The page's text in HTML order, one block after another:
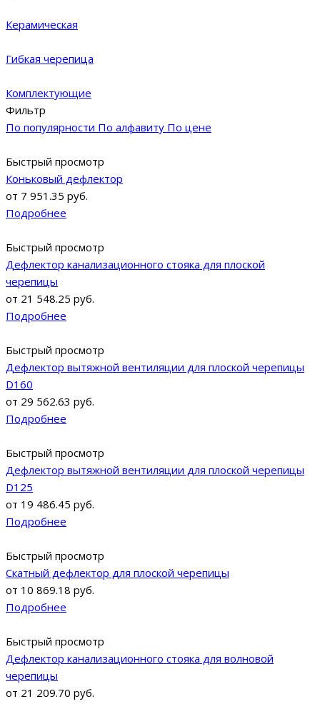
Керамическая
Гибкая черепица
Комплектующие
Фильтр
По популярности По алфавиту По цене
Быстрый просмотр
Коньковый дефлектор
от 7 951.35 руб.
Подробнее
Быстрый просмотр
Дефлектор канализационного стояка для плоской
черепицы
от 21 548.25 руб.
Подробнее
Быстрый просмотр
Дефлектор вытяжной вентиляции для плоской черепицы
D160
от 29 562.63 руб.
Подробнее
Быстрый просмотр
Дефлектор вытяжной вентиляции для плоской черепицы
D125
от 19 486.45 руб.
Подробнее
Быстрый просмотр
Скатный дефлектор для плоской черепицы
от 10 869.18 руб.
Подробнее
Быстрый просмотр
Дефлектор канализационного стояка для волновой
черепицы
от 21 209.70 руб.